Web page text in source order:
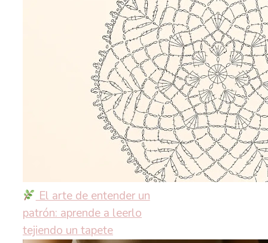
El arte de entender un
patrón: aprende a leerlo
tejiendo un tapete